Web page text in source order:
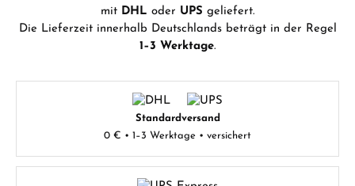
mit DHL oder UPS geliefert.
Die Lieferzeit innerhalb Deutschlands beträgt in der Regel
1–3 Werktage.
Standardversand
0 € • 1–3 Werktage • versichert